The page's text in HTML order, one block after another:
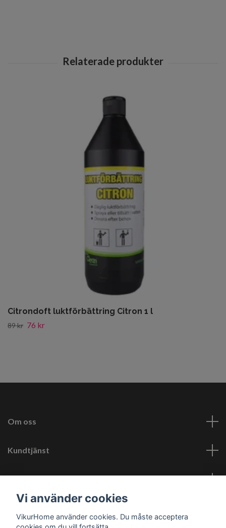
Citrondoft luktförbättring Citron 1 l
89 kr 76 kr
Om oss
Kundtjänst
Läs mer
Vi använder cookies
VikurHome använder cookies. Du måste acceptera